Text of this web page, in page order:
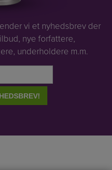
vi et nyhedsbrev der
nye forfattere,
underholdere m.m.